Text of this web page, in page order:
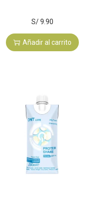
S/9.90
Añadir al carrito